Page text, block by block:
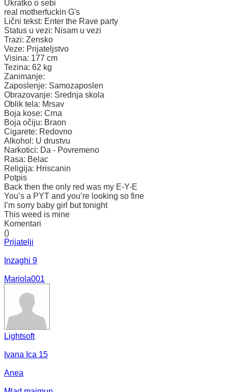
Ukratko o sebi
real motherfuckin G's
Lični tekst: Enter the Rave party
Status u vezi: Nisam u vezi
Trazi: Zensko
Veze: Prijateljstvo
Visina: 177 cm
Tezina: 62 kg
Zanimanje:
Zaposlenje: Samozaposlen
Obrazovanje: Srednja skola
Oblik tela: Mrsav
Boja kose: Crna
Boja očiju: Braon
Cigarete: Redovno
Alkohol: U drustvu
Narkotici: Da - Povremeno
Rasa: Belac
Religija: Hriscanin
Potpis
Back then the only red was my E-Y-E
You’s a PYT and you’re looking so fine
I’m sorry baby girl but tonight
This weed is mine
Komentari
()
Prijatelji
Inzaghi 9
Mariola001
Lightsoft
Ivana Ica 15
Anea